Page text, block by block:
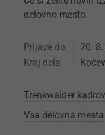
delovno mesto.
Prijave do 20.
Kraj dela
Trenkwalder
Vsa delovna mesta